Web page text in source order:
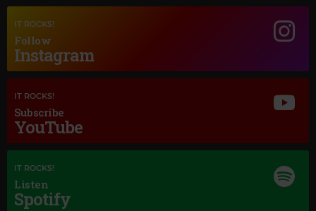
Magic Jazz
LESTER YOUNG
IT ROCKS!
Follow
Instagram
IT ROCKS!
Subscribe
YouTube
IT ROCKS!
Listen
Spotify